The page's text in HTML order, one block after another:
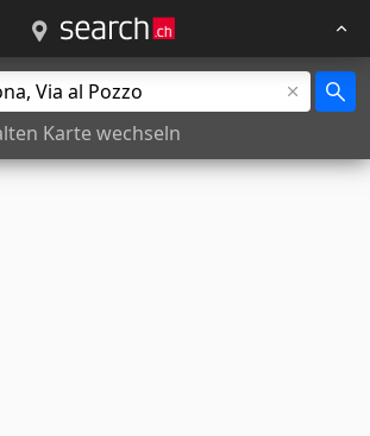
Karte wechseln